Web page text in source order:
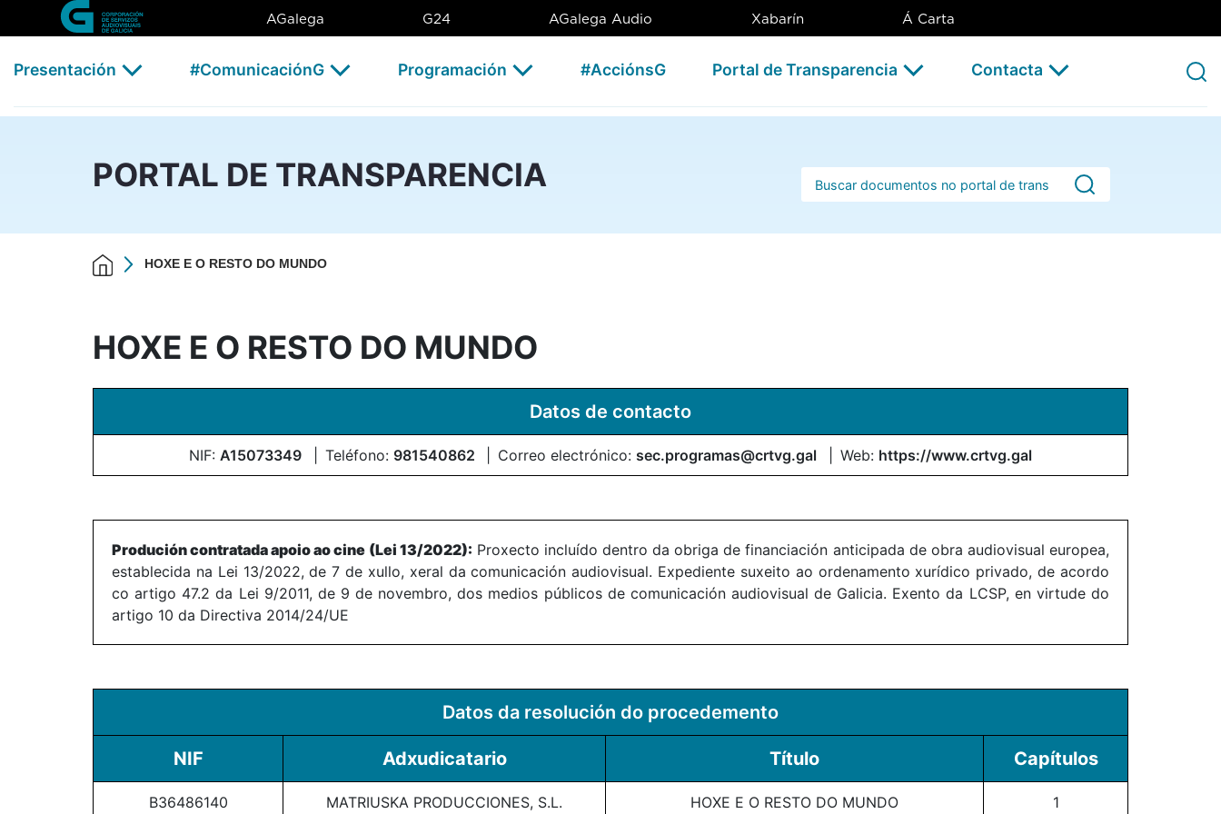
Skip to Main Content
HOXE E O RESTO DO MUNDO - CSAG
AGalega G24 AGalega Audio Xabarín Á Carta
Presentación #ComunicaciónG Programación #AcciónsG Portal de Transparencia Contacta
PORTAL DE TRANSPARENCIA Barra de busca
HOXE E O RESTO DO MUNDO
HOXE E O RESTO DO MUNDO
Datos de contacto
NIF: A15073349 Teléfono: 981540862 Correo electrónico: sec.programas@crtvg.gal Web: https://www.crtvg.gal
Produción contratada apoio ao cine (Lei 13/2022): Proxecto incluído dentro da obriga de financiación anticipada de obra audiovisual europea,
establecida na Lei 13/2022, de 7 de xullo, xeral da comunicación audiovisual. Expediente suxeito ao ordenamento xurídico privado, de acordo
co artigo 47.2 da Lei 9/2011, de 9 de novembro, dos medios públicos de comunicación audiovisual de Galicia. Exento da LCSP, en virtude do
artigo 10 da Directiva 2014/24/UE
Datos da resolución do procedemento
NIF Adxudicatario Título Capítulos
B36486140 MATRIUSKA PRODUCCIONES, S.L. HOXE E O RESTO DO MUNDO 1